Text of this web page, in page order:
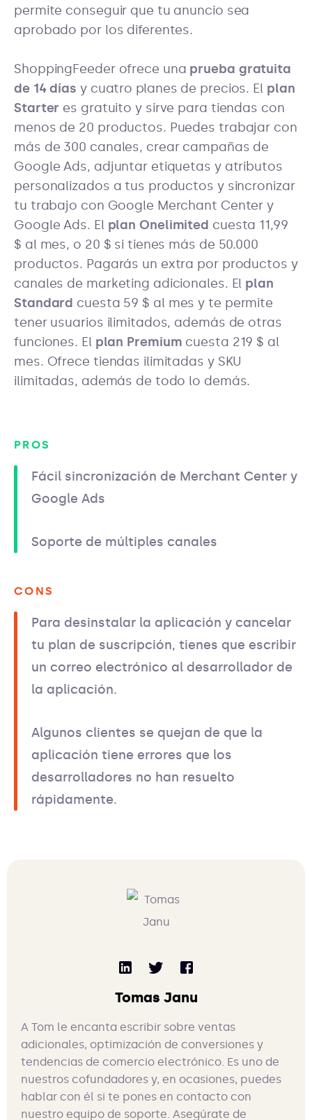
permite conseguir que tu anuncio sea
aprobado por los diferentes.
ShoppingFeeder ofrece una prueba gratuita
de 14 días y cuatro planes de precios. El plan
Starter es gratuito y sirve para tiendas con
menos de 20 productos. Puedes trabajar con
más de 300 canales, crear campañas de
Google Ads, adjuntar etiquetas y atributos
personalizados a tus productos y sincronizar
tu trabajo con Google Merchant Center y
Google Ads. El plan Onelimited cuesta 11,99
$ al mes, o 20 $ si tienes más de 50.000
productos. Pagarás un extra por productos y
canales de marketing adicionales. El plan
Standard cuesta 59 $ al mes y te permite
tener usuarios ilimitados, además de otras
funciones. El plan Premium cuesta 219 $ al
mes. Ofrece tiendas ilimitadas y SKU
ilimitadas, además de todo lo demás.
PROS
Fácil sincronización de Merchant Center y
Google Ads
Soporte de múltiples canales
CONS
Para desinstalar la aplicación y cancelar
tu plan de suscripción, tienes que escribir
un correo electrónico al desarrollador de
la aplicación.
Algunos clientes se quejan de que la
aplicación tiene errores que los
desarrolladores no han resuelto
rápidamente.
Tomas Janu
A Tom le encanta escribir sobre ventas
adicionales, optimización de conversiones y
tendencias de comercio electrónico. Es uno de
nuestros cofundadores y, en ocasiones, puedes
hablar con él si te pones en contacto con
nuestro equipo de soporte. Asegúrate de